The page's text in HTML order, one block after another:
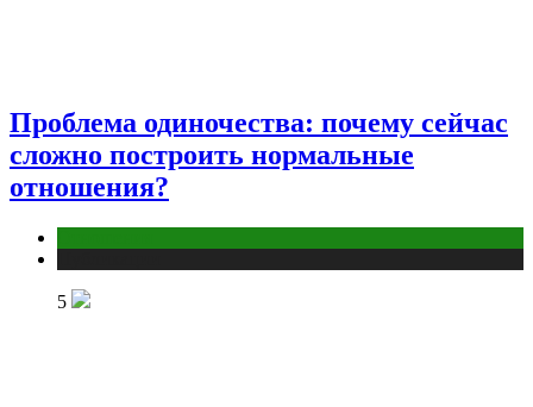
Проблема одиночества: почему сейчас
сложно построить нормальные
отношения?
5